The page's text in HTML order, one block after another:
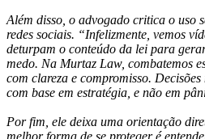
Além disso, o advogado critica o uso
redes sociais. “Infelizmente, vemos
deturpam o conteúdo da lei para
medo. Na Murtaz Law, combatemos
com clareza e compromisso.
com base em estratégia, e não em
Por fim, ele deixa uma orientação